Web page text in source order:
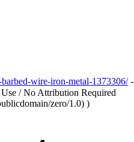
wire-iron-metal-1373306/-
zero/1.0) )